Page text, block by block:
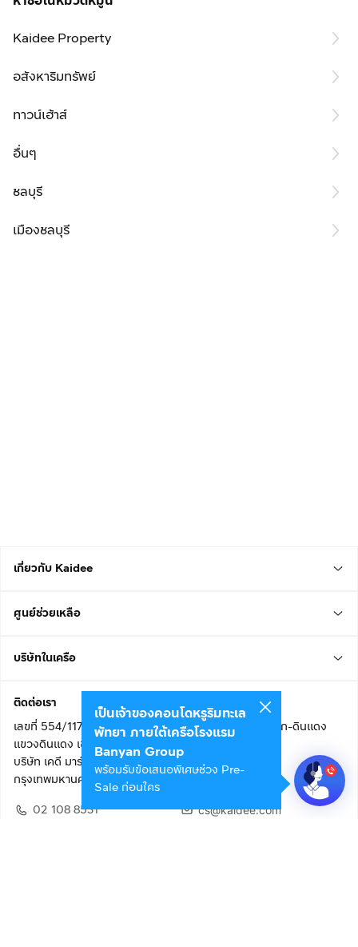
Kaidee Property
อสังหาริมทรัพย์
ทาวน์เฮ้าส์
อื่นๆ
ชลบุรี
เมืองชลบุรี
เกี่ยวกับ Kaidee
ศูนย์ช่วยเหลือ
บริษัทในเครือ
ติดต่อเรา
เลขที่ 554/117 อาคารสกายไนน์ เซ็นเตอร์ ชั้น 22 ถนนอโศก-ดินแดง
แขวงดินแดง เขตดินแดง
บริษัท เคดี มาร์เก็ตเพลส จำกัด (สำนักงานใหญ่)
กรุงเทพมหานคร 10400
02 108 8531
cs@kaidee.com
เป็นเจ้าของคอนโดหรูริมทะเล
พัทยา ภายใต้เครือโรงแรม
Banyan Group
พร้อมรับข้อเสนอพิเศษช่วง Pre-
Sale ก่อนใคร